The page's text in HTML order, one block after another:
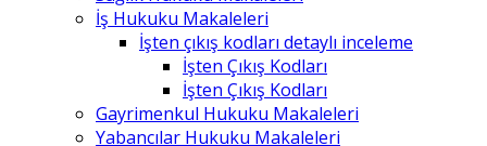
İş Hukuku Makaleleri
İşten çıkış kodları detaylı inceleme
İşten Çıkış Kodları
İşten Çıkış Kodları
Gayrimenkul Hukuku Makaleleri
Yabancılar Hukuku Makaleleri